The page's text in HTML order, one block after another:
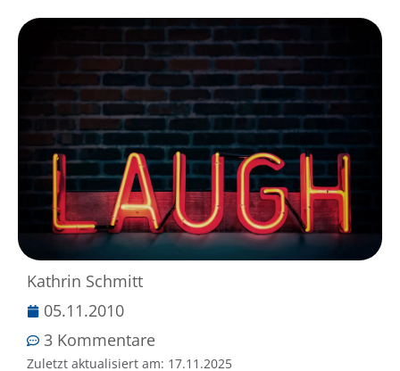
Kathrin Schmitt
05.11.2010
3 Kommentare
Zuletzt aktualisiert am: 17.11.2025